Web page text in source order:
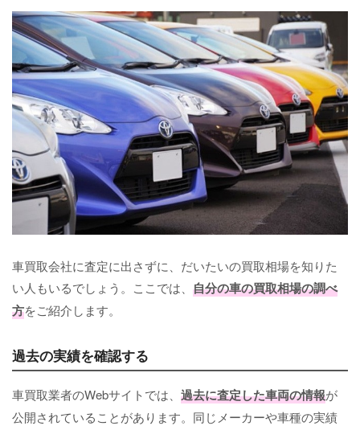
車買取会社に査定に出さずに、だいたいの買取相場を知りた
い人もいるでしょう。ここでは、 自分の車の買取相場の調べ
方をご紹介します。
過去の実績を確認する
車買取業者のWebサイトでは、 過去に査定した車両の情報が
公開されていることがあります。同じメーカーや車種の実績